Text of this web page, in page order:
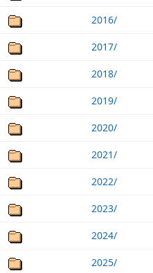
2016/
2017/
2018/
2019/
2020/
2021/
2022/
2023/
2024/
2025/